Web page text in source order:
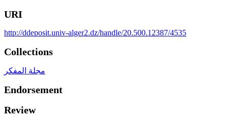
URI
http://ddeposit.univ-alger2.dz/handle/20.500.12387/4535
Collections
مجلة المفكر
Endorsement
Review